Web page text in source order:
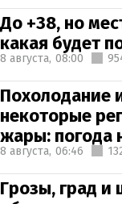
До +38, но
какая будет
8 августа, 08:00
Похолодание
некоторые
жары: погода
8 августа, 06:46
Грозы, град и